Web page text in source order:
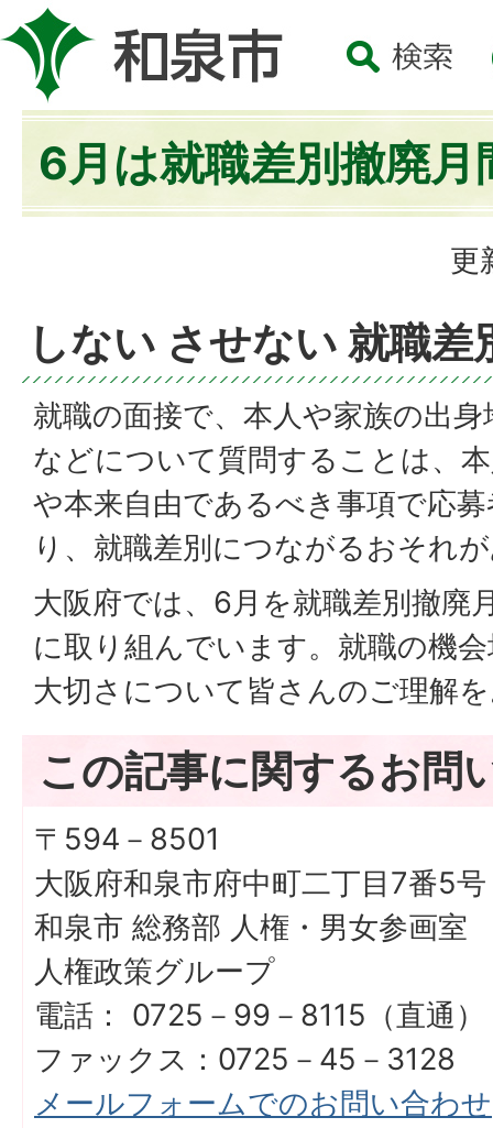
6月は就職差別撤廃月
更
しない させない 就職差
就職の面接で、本人や家族の出
などについて質問することは、
や本来自由であるべき事項で応
り、就職差別につながるおそれ
大阪府では、6月を就職差別撤廃
に取り組んでいます。就職の機
大切さについて皆さんのご理解
この記事に関するお問
〒594－8501
大阪府和泉市府中町二丁目7番5号
和泉市 総務部 人権・男女参画
人権政策グループ
電話： 0725－99－8115（直通）
ファックス：0725－45－3128
メールフォームでのお問い合わせ